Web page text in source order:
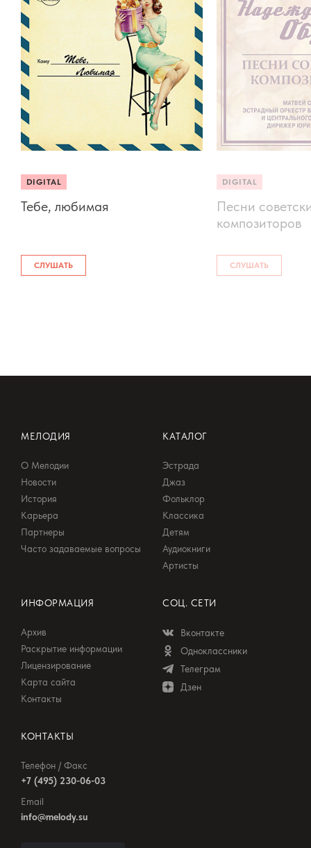
DIGITAL
Тебе, любимая
СЛУШАТЬ
DIGITAL
Песни
композиторов
СЛУШАТЬ
МЕЛОДИЯ
О Мелодии
Новости
История
Карьера
Партнеры
Часто задаваемые вопросы
КАТАЛОГ
Эстрада
Джаз
Фольклор
Классика
Детям
Аудиокниги
Артисты
ИНФОРМАЦИЯ
Архив
Раскрытие информации
Лицензирование
Карта сайта
Контакты
СОЦ. СЕТИ
Вконтакте
Одноклассники
Телеграм
Дзен
КОНТАКТЫ
Телефон / Факс
+7 (495) 230-06-03
Email
info@melody.su